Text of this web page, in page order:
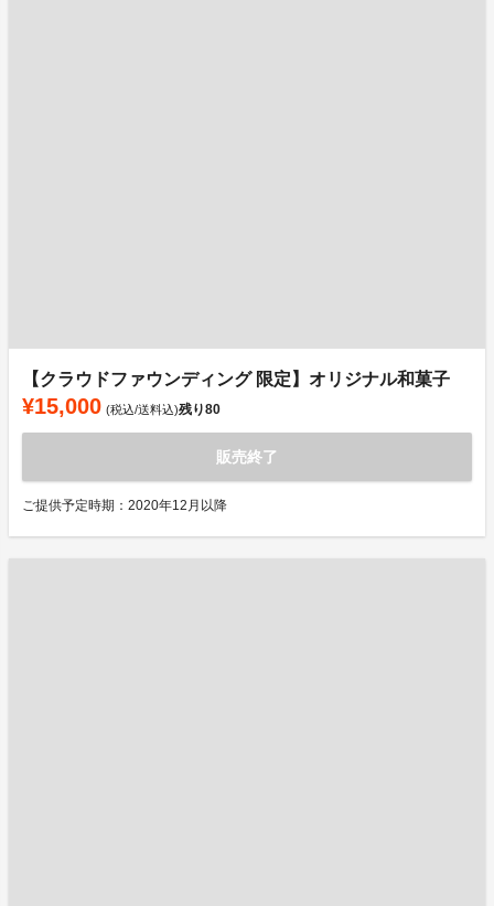
【クラウドファウンディング 限定】オリジナル和菓子
¥15,000 (税込/送料込)残り80
販売終了
ご提供予定時期：2020年12月以降